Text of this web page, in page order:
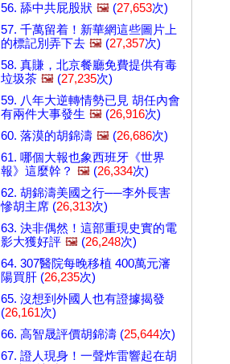
56. 舔中共屁股狀 🖼️ (27,653次)
57. 千萬留着！新華網這些圖片上
的標記別弄下去 🖼️ (27,357次)
58. 真賺，北京餐廳免費提供有毒
垃圾茶 🖼️ (27,235次)
59. 八年大逆轉情勢已見 胡任內會
有兩件大事發生 🖼️ (26,916次)
60. 落漠的胡錦濤 🖼️ (26,686次)
61. 哪個大報也象西班牙《世界
報》這麼幹？ 🖼️ (26,334次)
62. 胡錦濤美國之行──李外長害
慘胡主席 (26,313次)
63. 決非偶然！這部重現史實的電
影大獲好評 🖼️ (26,248次)
64. 307醫院每晚移植 400萬元瀋
陽買肝 (26,235次)
65. 沒想到外國人也有證據揭發
(26,161次)
66. 高智晟評價胡錦濤 (25,644次)
67. 證人現身！一聲炸雷響起在胡